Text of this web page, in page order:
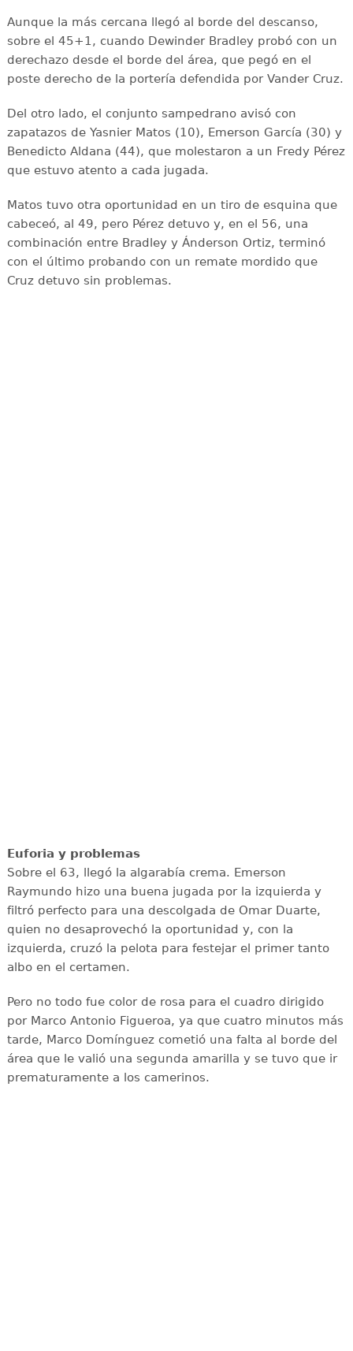
Aunque la más cercana llegó al borde del descanso,
sobre el 45+1, cuando Dewinder Bradley probó con un
derechazo desde el borde del área, que pegó en el
poste derecho de la portería defendida por Vander Cruz.
Del otro lado, el conjunto sampedrano avisó con
zapatazos de Yasnier Matos (10), Emerson García (30) y
Benedicto Aldana (44), que molestaron a un Fredy Pérez
que estuvo atento a cada jugada.
Matos tuvo otra oportunidad en un tiro de esquina que
cabeceó, al 49, pero Pérez detuvo y, en el 56, una
combinación entre Bradley y Ánderson Ortiz, terminó
con el último probando con un remate mordido que
Cruz detuvo sin problemas.
Euforia y problemas
Sobre el 63, llegó la algarabía crema. Emerson
Raymundo hizo una buena jugada por la izquierda y
filtró perfecto para una descolgada de Omar Duarte,
quien no desaprovechó la oportunidad y, con la
izquierda, cruzó la pelota para festejar el primer tanto
albo en el certamen.
Pero no todo fue color de rosa para el cuadro dirigido
por Marco Antonio Figueroa, ya que cuatro minutos más
tarde, Marco Domínguez cometió una falta al borde del
área que le valió una segunda amarilla y se tuvo que ir
prematuramente a los camerinos.